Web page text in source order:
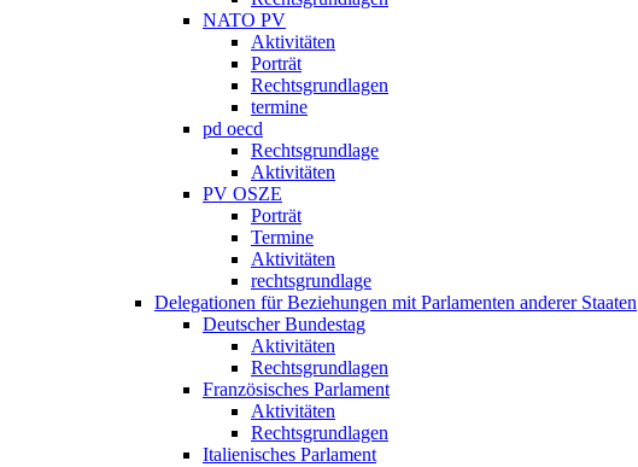
NATO PV
Aktivitäten
Porträt
Rechtsgrundlagen
termine
pd oecd
Rechtsgrundlage
Aktivitäten
PV OSZE
Porträt
Termine
Aktivitäten
rechtsgrundlage
Delegationen für Beziehungen mit Parlamenten anderer Staaten
Deutscher Bundestag
Aktivitäten
Rechtsgrundlagen
Französisches Parlament
Aktivitäten
Rechtsgrundlagen
Italienisches Parlament